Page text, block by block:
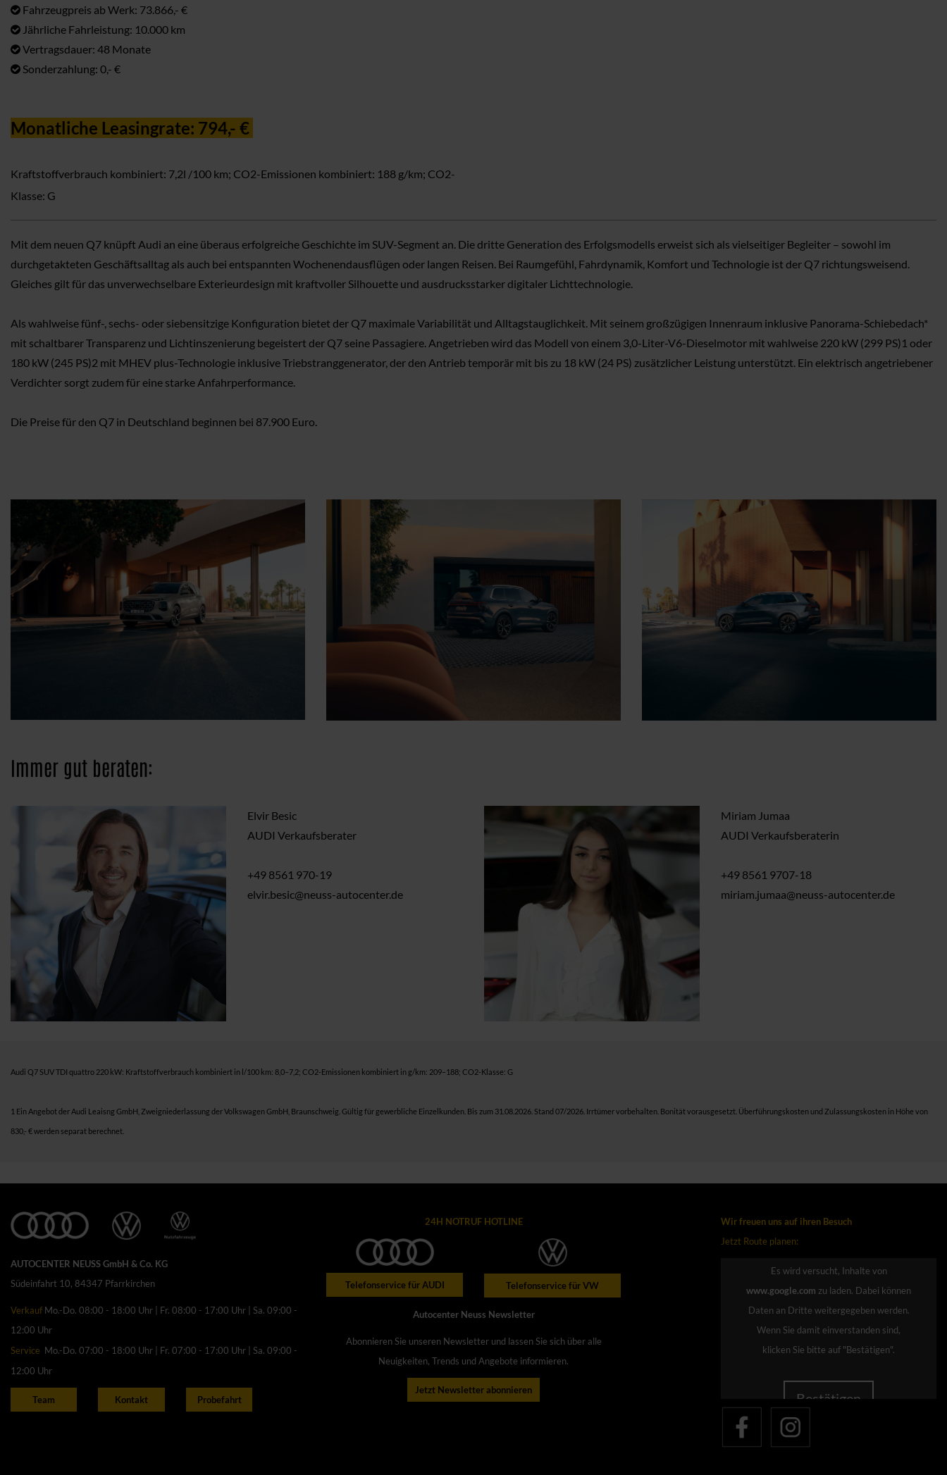
Fahrzeugpreis ab Werk: 73.866,- €
Jährliche Fahrleistung: 10.000 km
Vertragsdauer: 48 Monate
Sonderzahlung: 0,- €
Monatliche Leasingrate: 794,- €
Kraftstoffverbrauch kombiniert: 7,2l /100 km; CO2-Emissionen kombiniert: 188 g/km; CO2-
Klasse: G
Mit dem neuen Q7 knüpft Audi an eine überaus erfolgreiche Geschichte im SUV-Segment an. Die dritte Generation des Erfolgsmodells erweist sich als vielseitiger Begleiter – sowohl im
durchgetakteten Geschäftsalltag als auch bei entspannten Wochenendausflügen oder langen Reisen. Bei Raumgefühl, Fahrdynamik, Komfort und Technologie ist der Q7 richtungsweisend.
Gleiches gilt für das unverwechselbare Exterieurdesign mit kraftvoller Silhouette und ausdrucksstarker digitaler Lichttechnologie.
Als wahlweise fünf-, sechs- oder siebensitzige Konfiguration bietet der Q7 maximale Variabilität und Alltagstauglichkeit. Mit seinem großzügigen Innenraum inklusive Panorama-Schiebedach*
mit schaltbarer Transparenz und Lichtinszenierung begeistert der Q7 seine Passagiere. Angetrieben wird das Modell von einem 3,0-Liter-V6-Dieselmotor mit wahlweise 220 kW (299 PS)1 oder
180 kW (245 PS)2 mit MHEV plus-Technologie inklusive Triebstranggenerator, der den Antrieb temporär mit bis zu 18 kW (24 PS) zusätzlicher Leistung unterstützt. Ein elektrisch angetriebener
Verdichter sorgt zudem für eine starke Anfahrperformance.
Die Preise für den Q7 in Deutschland beginnen bei 87.900 Euro.
Immer gut beraten:
Elvir Besic
AUDI Verkaufsberater
+49 8561 970-19
elvir.besic@neuss-autocenter.de
Miriam Jumaa
AUDI Verkaufsberaterin
+49 8561 9707-18
miriam.jumaa@neuss-autocenter.de
Audi Q7 SUV TDI quattro 220 kW: Kraftstoffverbrauch kombiniert in l/100 km: 8,0–7,2; CO2-Emissionen kombiniert in g/km: 209–188; CO2-Klasse: G
1 Ein Angebot der Audi Leaisng GmbH, Zweigniederlassung der Volkswagen GmbH, Braunschweig. Gültig für gewerbliche Einzelkunden. Bis zum 31.08.2026. Stand 07/2026. Irrtümer vorbehalten. Bonität vorausgesetzt. Überführungskosten und Zulassungskosten in Höhe von
830,- € werden separat berechnet.
AUTOCENTER NEUSS GmbH & Co. KG
Südeinfahrt 10, 84347 Pfarrkirchen
Verkauf Mo.-Do. 08:00 - 18:00 Uhr | Fr. 08:00 - 17:00 Uhr | Sa. 09:00 -
12:00 Uhr
Service Mo.-Do. 07:00 - 18:00 Uhr | Fr. 07:00 - 17:00 Uhr | Sa. 09:00 -
12:00 Uhr
Team Kontakt Probefahrt
24H NOTRUF HOTLINE
Telefonservice für AUDI Telefonservice für VW
Autocenter Neuss Newsletter
Abonnieren Sie unseren Newsletter und lassen Sie sich über alle
Neuigkeiten, Trends und Angebote informieren.
Jetzt Newsletter abonnieren
Wir freuen uns auf ihren Besuch
Jetzt Route planen:
www.google.com zu laden. Dabei können
Daten an Dritte weitergegeben werden.
Wenn Sie damit einverstanden sind,
klicken Sie bitte auf "Bestätigen".
Bestätigen